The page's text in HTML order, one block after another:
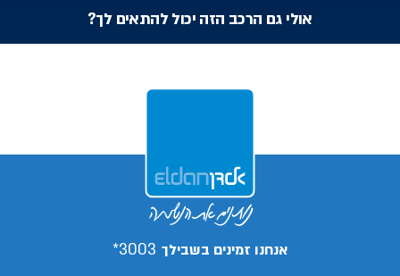
אולי גם הרכב הזה יכול להתאים לך?
אנחנו זמינים בשבילך 3003*